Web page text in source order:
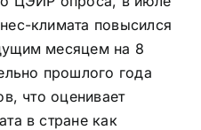
климата повысился
месяцем на 8
прошлого года
что оценивает
в стране как